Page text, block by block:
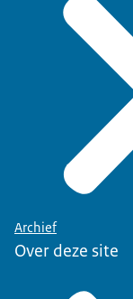
Archief
Over deze site